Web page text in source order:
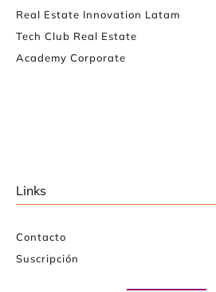
Real Estate Innovation Latam
Tech Club Real Estate
Academy Corporate
Links
Contacto
Suscripción